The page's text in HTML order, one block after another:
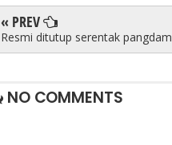
« PREV
Resmi ditutup serentak pangdam
NO COMMENTS